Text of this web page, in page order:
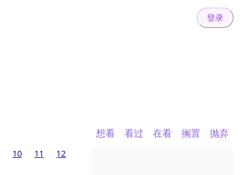
登录
10 11 12
想看 看过 在看 搁置 抛弃